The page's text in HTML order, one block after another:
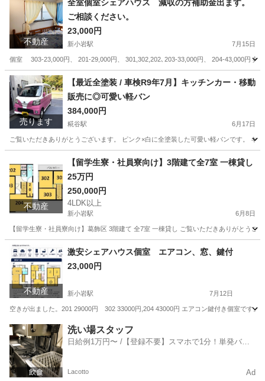
不動産
全室個室シェアハウス 減収の方補助金出ます。
ご相談ください。
23,000円
新小岩駅 7月15日
個室 303-23,000円、 201-29,000円、 301,302,202､203-33,000円、 204-43,000円 共
東京 葛飾区 新小岩駅 シェアハウス 初期
売ります
【最近全塗装 / 車検R9年7月】キッチンカー・移動
販売に◎可愛い軽バン
384,000円
糀谷駅 6月17日
ご覧いただきありがとうございます。 ピンク×白に全塗装した可愛い軽バンです。 キ
糀谷駅 車のパーツ キッチンカー
不動産
【留学生寮・社員寮向け】3階建て全7室 一棟貸し
25万円
250,000円
4LDK以上
新小岩駅 6月8日
【留学生寮・社員寮向け】葛飾区 3階建て 全7室 一棟貸し ご覧いただきありがとう
東京 新小岩駅 シェアハウス
不動産
激安シェアハウス個室 エアコン、窓、鍵付
23,000円
新小岩駅 7月12日
空きが出ました。201 29000円 302 33000円,204 43000円 エアコン鍵付き個室です
東京 葛飾区 新小岩駅 シェアハウス
洗い場スタッフ
日給例1万円〜 /【登録不要】スマホで1分！単発バイ
Lacotto Ad